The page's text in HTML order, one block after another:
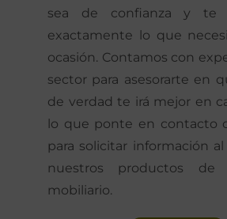
sea de confianza y te
exactamente lo que
ocasión. Contamos con
sector para asesorarte en
de verdad te irá mejor en
lo que ponte en contacto
para solicitar información
nuestros productos de
mobiliario.